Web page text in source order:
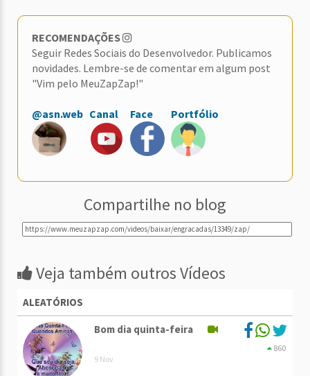
RECOMENDAÇÕES
Seguir Redes Sociais do Desenvolvedor. Publicamos
novidades. Lembre-se de comentar em algum post
"Vim pelo MeuZapZap!"
@asn.web Canal Face Portfólio
Compartilhe no blog
Veja também outros Vídeos
ALEATÓRIOS
Bom dia quinta-feira
9 Nov
860